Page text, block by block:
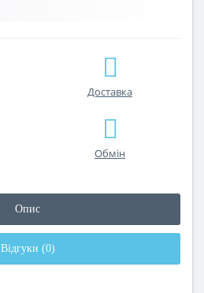
Доставка
Обмін
Опис
Відгуки (0)